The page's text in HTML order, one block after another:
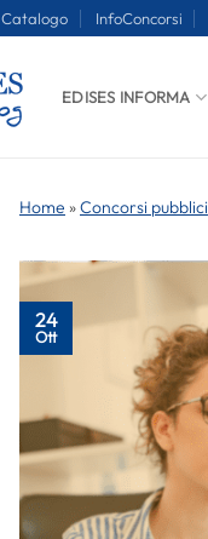
Catalogo InfoConcorsi
EDISES INFORMA
Home »Concorsi pubblici
24
Ott